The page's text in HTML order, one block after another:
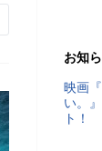
お知
映画
い。
ト！